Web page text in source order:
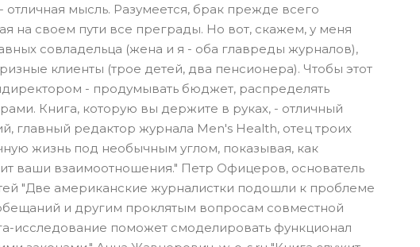
мысль. Разумеется, брак прежде всего
на своем пути все преграды. Но вот, скажем, у меня
совладельца (жена и я - оба главреды журналов),
клиенты (трое детей, два пенсионера). Чтобы этот
- продумывать бюджет, распределять
Книга, которую вы держите в руках, - отличный
главный редактор журнала Men's Health, отец троих
жизнь под необычным углом, показывая, как
ваши взаимоотношения." Петр Офицеров, основатель
"Две американские журналистки подошли к проблеме
и другим проклятым вопросам совместной
исследование поможет смоделировать функционал